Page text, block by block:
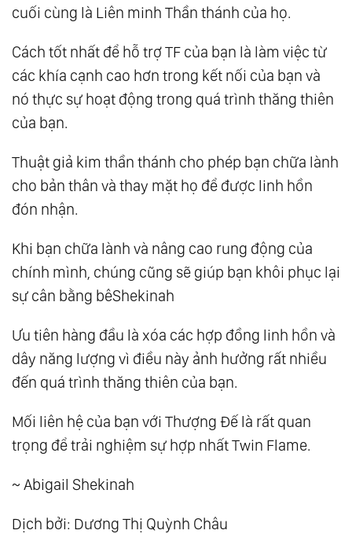
cuối cùng là Liên minh Thần thánh của họ.
Cách tốt nhất để hỗ trợ TF của bạn là làm việc từ
các khía cạnh cao hơn trong kết nối của bạn và
nó thực sự hoạt động trong quá trình thăng thiên
của bạn.
Thuật giả kim thần thánh cho phép bạn chữa lành
cho bản thân và thay mặt họ để được linh hồn
đón nhận.
Khi bạn chữa lành và nâng cao rung động của
chính mình, chúng cũng sẽ giúp bạn khôi phục lại
sự cân bằng bêShekinah
Ưu tiên hàng đầu là xóa các hợp đồng linh hồn và
dây năng lượng vì điều này ảnh hưởng rất nhiều
đến quá trình thăng thiên của bạn.
Mối liên hệ của bạn với Thượng Đế là rất quan
trọng để trải nghiệm sự hợp nhất Twin Flame.
~ Abigail Shekinah
Dịch bởi: Dương Thị Quỳnh Châu